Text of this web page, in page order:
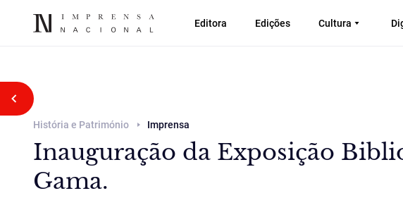
Editora Edições Cultura
Voltar atrás
História e Património Imprensa
Inauguração da Exposição
Gama.